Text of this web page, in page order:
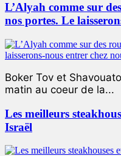
L’Alyah comme sur
nos portes. Le
Boker Tov et
matin au coeur de la...
Les meilleurs
Israël